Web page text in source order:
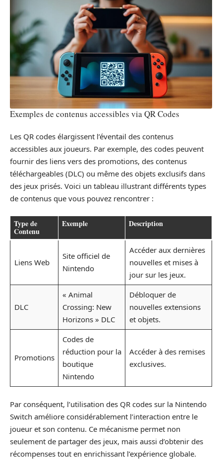
Exemples de contenus accessibles via QR Codes
Les QR codes élargissent l’éventail des contenus
accessibles aux joueurs. Par exemple, des codes peuvent
fournir des liens vers des promotions, des contenus
téléchargeables (DLC) ou même des objets exclusifs dans
des jeux prisés. Voici un tableau illustrant différents types
de contenus que vous pouvez rencontrer :
Type de
Contenu
Exemple Description
Liens Web
Site officiel de
Nintendo
Accéder aux dernières
nouvelles et mises à
jour sur les jeux.
DLC
« Animal
Crossing: New
Horizons » DLC
Débloquer de
nouvelles extensions
et objets.
Promotions
Codes de
réduction pour la
boutique
Nintendo
Accéder à des remises
exclusives.
Par conséquent, l’utilisation des QR codes sur la Nintendo
Switch améliore considérablement l’interaction entre le
joueur et son contenu. Ce mécanisme permet non
seulement de partager des jeux, mais aussi d’obtenir des
récompenses tout en enrichissant l’expérience globale.